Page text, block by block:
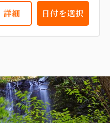
詳細 日付を選択